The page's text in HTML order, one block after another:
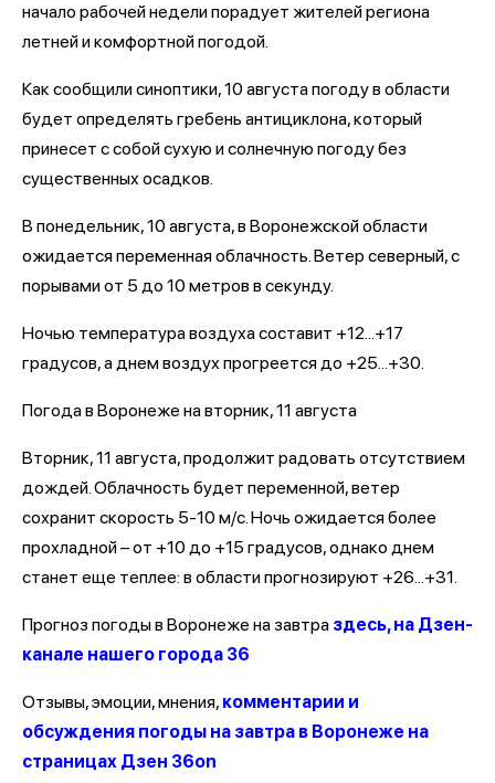
начало рабочей недели порадует жителей региона
летней и комфортной погодой.
Как сообщили синоптики, 10 августа погоду в области
будет определять гребень антициклона, который
принесет с собой сухую и солнечную погоду без
существенных осадков.
В понедельник, 10 августа, в Воронежской области
ожидается переменная облачность. Ветер северный, с
порывами от 5 до 10 метров в секунду.
Ночью температура воздуха составит +12...+17
градусов, а днем воздух прогреется до +25...+30.
Погода в Воронеже на вторник, 11 августа
Вторник, 11 августа, продолжит радовать отсутствием
дождей. Облачность будет переменной, ветер
сохранит скорость 5-10 м/с. Ночь ожидается более
прохладной – от +10 до +15 градусов, однако днем
станет еще теплее: в области прогнозируют +26...+31.
Прогноз погоды в Воронеже на завтра здесь, на Дзен-
канале нашего города 36
Отзывы, эмоции, мнения, комментарии и
обсуждения погоды на завтра в Воронеже на
страницах Дзен 36on